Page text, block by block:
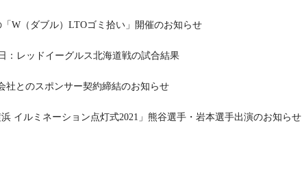
「W（ダブル）LTOゴミ拾い」開催のお知らせ
：レッドイーグルス北海道戦の試合結果
社とのスポンサー契約締結のお知らせ
浜 イルミネーション点灯式2021」熊谷選手・岩本選手出演のお知らせ